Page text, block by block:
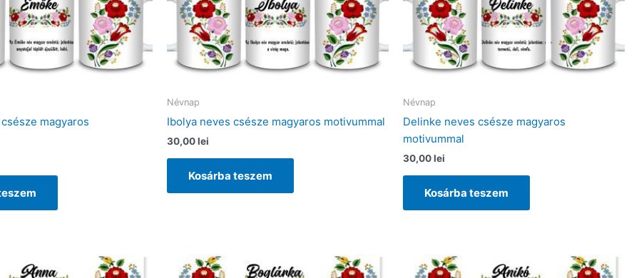
magyaros
Névnap
Ibolya neves csésze magyaros motivummal
30,00lei
Kosárba teszem
Névnap
Delinke neves csésze magyaros
motivummal
30,00lei
Kosárba teszem